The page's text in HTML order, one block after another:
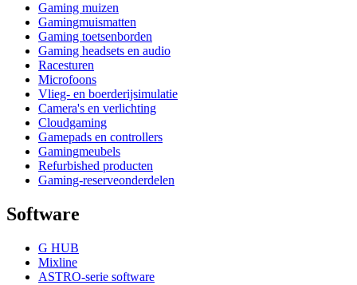
Gaming muizen
Gamingmuismatten
Gaming toetsenborden
Gaming headsets en audio
Racesturen
Microfoons
Vlieg- en boerderijsimulatie
Camera's en verlichting
Cloudgaming
Gamepads en controllers
Gamingmeubels
Refurbished producten
Gaming-reserveonderdelen
Software
G HUB
Mixline
ASTRO-serie software